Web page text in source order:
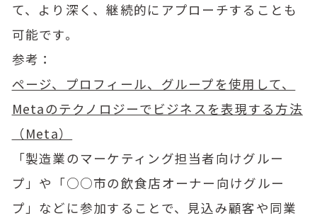
て、より深く、継続的にアプローチすることも
可能です。
参考：
ページ、プロフィール、グループを使用して、
Metaのテクノロジーでビジネスを表現する方法
（Meta）
「製造業のマーケティング担当者向けグルー
プ」や「○○市の飲食店オーナー向けグルー
プ」などに参加することで、見込み顧客や同業